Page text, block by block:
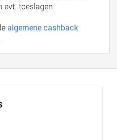
evt. toeslagen
algemene cashback